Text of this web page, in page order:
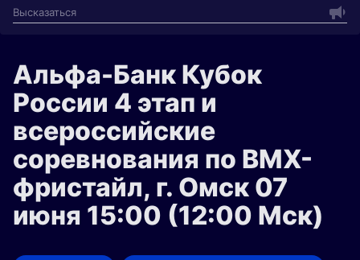
Альфа-Банк Кубок
России 4 этап и
всероссийские
соревнования по BMX-
фристайл, г. Омск 07
июня 15:00 (12:00 Мск)